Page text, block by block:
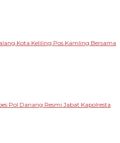
Kota Keliling Pos Kamling Bersama
Pol Danang Resmi Jabat Kapolresta